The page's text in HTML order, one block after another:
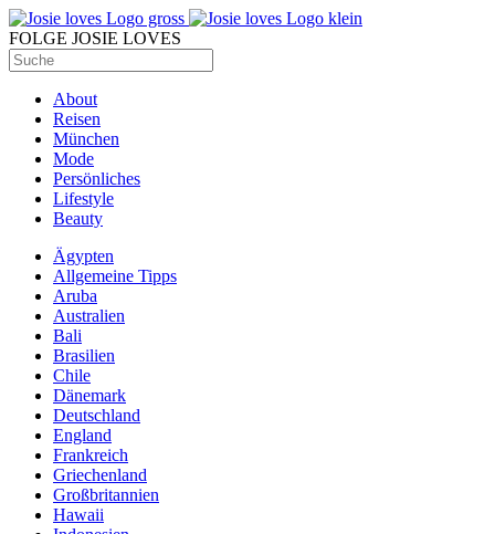
FOLGE JOSIE LOVES
About
Reisen
München
Mode
Persönliches
Lifestyle
Beauty
Ägypten
Allgemeine Tipps
Aruba
Australien
Bali
Brasilien
Chile
Dänemark
Deutschland
England
Frankreich
Griechenland
Großbritannien
Hawaii